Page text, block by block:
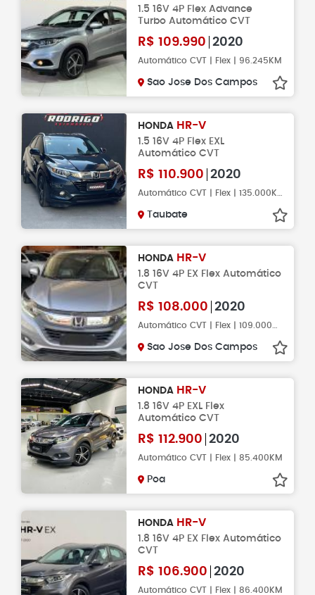
1.5 16V 4P Flex Advance
Turbo Automático CVT
R$ 109.990 2020
Automático CVT | Flex | 96.245KM
Sao Jose Dos Campos
HONDA HR-V
1.5 16V 4P Flex EXL
Automático CVT
R$ 110.900 2020
Taubate
HONDA HR-V
1.8 16V 4P EX Flex Automático
CVT
R$ 108.000 2020
Sao Jose Dos Campos
HONDA HR-V
1.8 16V 4P EXL Flex
Automático CVT
R$ 112.900 2020
Automático CVT | Flex | 85.400KM
Poa
HONDA HR-V
1.8 16V 4P EX Flex Automático
CVT
R$ 106.900 2020
Automático CVT | Flex | 86.400KM